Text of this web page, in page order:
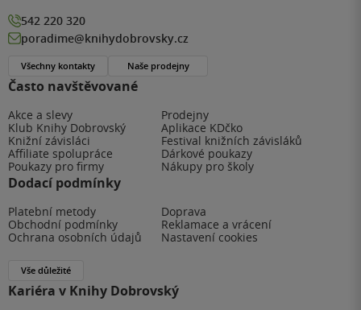
Často navštěvované
Akce a slevy
Prodejny
Klub Knihy Dobrovský
Aplikace KDčko
Knižní závisláci
Festival knižních závisláků
Affiliate spolupráce
Dárkové poukazy
Poukazy pro firmy
Nákupy pro školy
Dodací podmínky
Platební metody
Doprava
Obchodní podmínky
Reklamace a vrácení
Ochrana osobních údajů
Nastavení cookies
Vše důležité
Kariéra v Knihy Dobrovský
542 220 320
poradime@knihydobrovsky.cz
Všechny kontakty Naše prodejny